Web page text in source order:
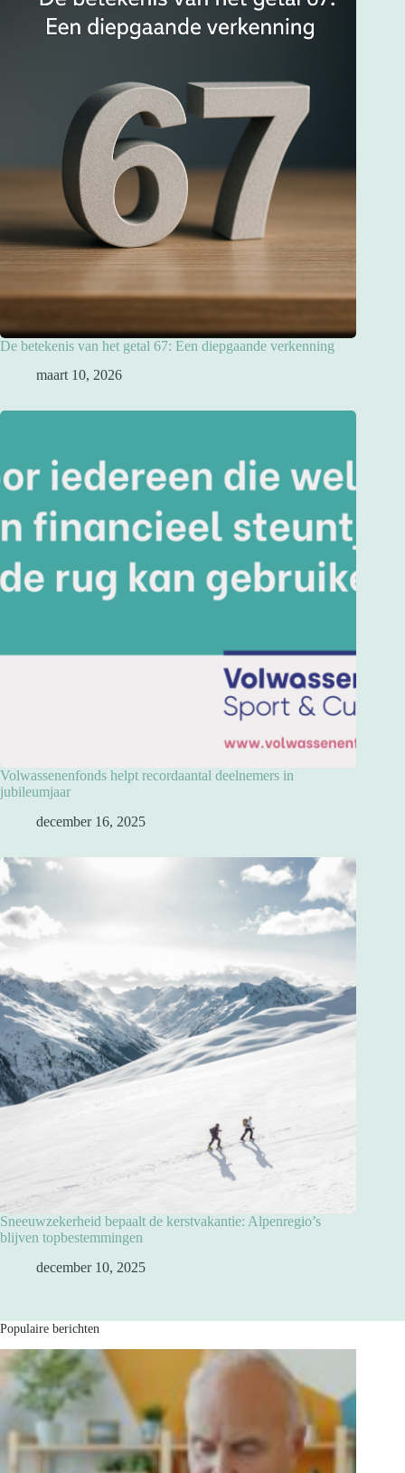
De betekenis van het getal 67: Een diepgaande verkenning
maart 10, 2026
Volwassenenfonds helpt recordaantal deelnemers in
jubileumjaar
december 16, 2025
Sneeuwzekerheid bepaalt de kerstvakantie: Alpenregio’s
blijven topbestemmingen
december 10, 2025
Populaire berichten